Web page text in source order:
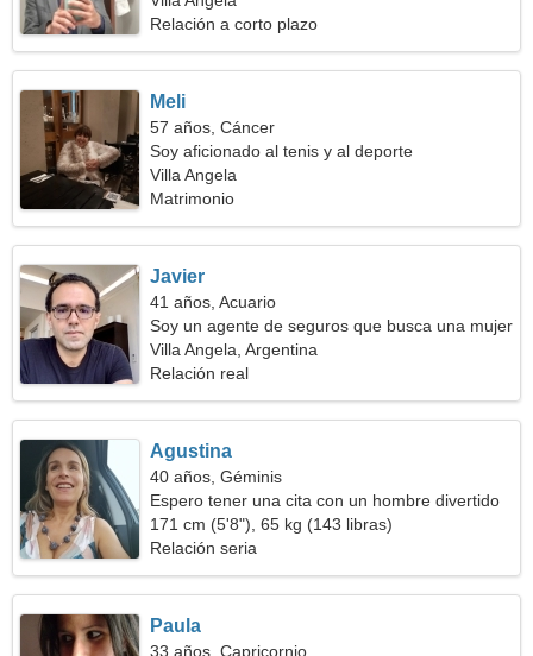
Relación a corto plazo
Meli
57 años, Cáncer
Soy aficionado al tenis y al deporte
Villa Angela
Matrimonio
Javier
41 años, Acuario
Soy un agente de seguros que busca una mujer
alegre
Villa Angela, Argentina
Relación real
Agustina
40 años, Géminis
Espero tener una cita con un hombre divertido
171 cm (5'8"), 65 kg (143 libras)
Relación seria
Paula
33 años, Capricornio